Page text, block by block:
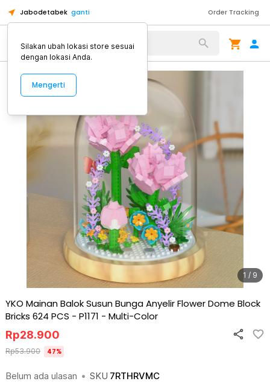
Jabodetabek ganti Order Tracking
Alat Kopi
1 / 9
YKO Mainan Balok Susun Bunga Anyelir Flower Dome Block
Bricks 624 PCS - P1171 - Multi-Color
Belum ada ulasan • SKU 7RTHRVMC
Rp28.900
Rp53.900 47%
Silakan ubah lokasi store sesuai
dengan lokasi Anda.
Mengerti